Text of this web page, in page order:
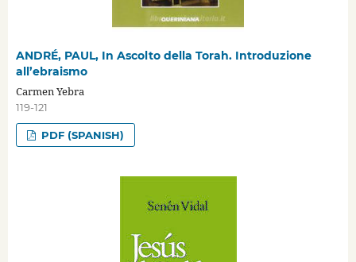
ANDRÉ, PAUL, In Ascolto della Torah. Introduzione
all’ebraismo
Carmen Yebra
119-121
PDF (SPANISH)